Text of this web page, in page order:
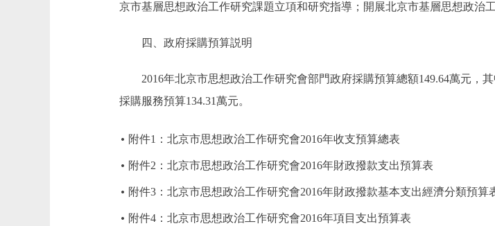
京市基層思想政治工作研究課題立項和研究指導；開展北京市基層思想政治
四、政府採購預算説明
2016年北京市思想政治工作研究會部門政府採購預算總額149.64萬元，
採購服務預算134.31萬元。
附件1：北京市思想政治工作研究會2016年收支預算總表
附件2：北京市思想政治工作研究會2016年財政撥款支出預算表
附件3：北京市思想政治工作研究會2016年財政撥款基本支出經濟分類預算
附件4：北京市思想政治工作研究會2016年項目支出預算表